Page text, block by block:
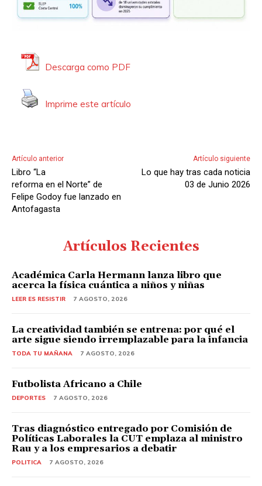
Descarga como PDF
Imprime este artículo
Artículo anterior
Libro “La
reforma en el Norte” de
Felipe Godoy fue lanzado en
Antofagasta
Artículo siguiente
Lo que hay tras cada noticia
03 de Junio 2026
Artículos Recientes
Académica Carla Hermann lanza libro que
acerca la física cuántica a niños y niñas
LEER ES RESISTIR 7 AGOSTO, 2026
La creatividad también se entrena: por qué el
arte sigue siendo irremplazable para la infancia
TODA TU MAÑANA 7 AGOSTO, 2026
Futbolista Africano a Chile
DEPORTES 7 AGOSTO, 2026
Tras diagnóstico entregado por Comisión de
Políticas Laborales la CUT emplaza al ministro
Rau y a los empresarios a debatir
POLITICA 7 AGOSTO, 2026